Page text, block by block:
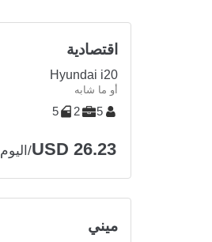
اقتصادية
Hyundai i20
أو ما شابه
5
2
5
USD 26.23/اليوم
ميني